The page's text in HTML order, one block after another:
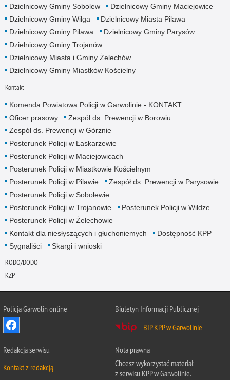
Dzielnicowy Gminy Sobolew
Dzielnicowy Gminy Maciejowice
Dzielnicowy Gminy Wilga
Dzielnicowy Miasta Pilawa
Dzielnicowy Gminy Pilawa
Dzielnicowy Gminy Parysów
Dzielnicowy Gminy Trojanów
Dzielnicowy Miasta i Gminy Żelechów
Dzielnicowy Gminy Miastków Kościelny
Kontakt
Komenda Powiatowa Policji w Garwolinie - KONTAKT
Oficer prasowy
Zespół ds. Prewencji w Borowiu
Zespół ds. Prewencji w Górznie
Posterunek Policji w Łaskarzewie
Posterunek Policji w Maciejowicach
Posterunek Policji w Miastkowie Kościelnym
Posterunek Policji w Pilawie
Zespół ds. Prewencji w Parysowie
Posterunek Policji w Sobolewie
Posterunek Policji w Trojanowie
Posterunek Policji w Wildze
Posterunek Policji w Żelechowie
Kontakt dla niesłyszących i głuchoniemych
Dostępność KPP
Sygnaliści
Skargi i wnioski
RODO/DODO
KZP
Policja Garwolin online
Biuletyn Informacji Publicznej
BIP KPP w Garwolinie
Redakcja serwisu
Kontakt z redakcją
Nota prawna
Chcesz wykorzystać materiał
z serwisu KPP w Garwolinie.